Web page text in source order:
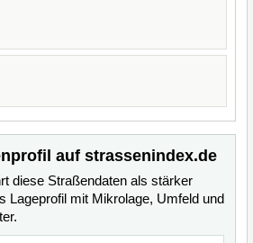
auf strassenindex.de
diese Straßendaten als stärker
Lageprofil mit Mikrolage, Umfeld und